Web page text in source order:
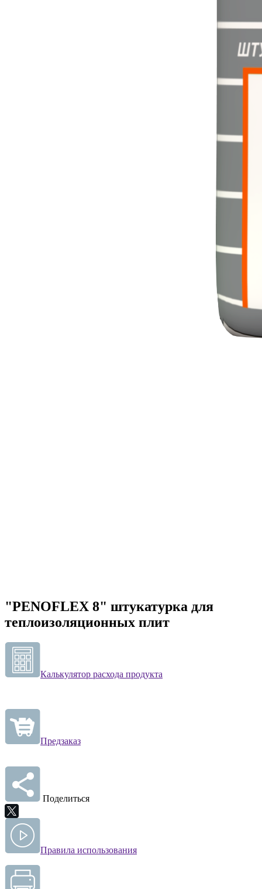
"PENOFLEX 8" штукатурка для
теплоизоляционных плит
Калькулятор расхода продукта
Предзаказ
Поделиться
Правила использования